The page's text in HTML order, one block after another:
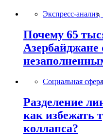
Экспресс-анализ,
Почему 65
Азербайджане
Социальная
Разделение
как избежать
коллапса?